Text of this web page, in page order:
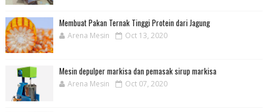
Membuat Pakan Ternak Tinggi Protein dari Jagung
Arena Mesin Oct 13, 2020
Mesin depulper markisa dan pemasak sirup markisa
Arena Mesin Oct 07, 2020